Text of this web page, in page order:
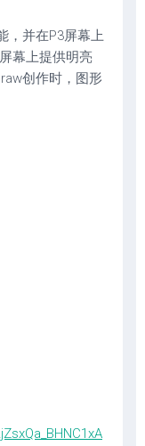
，并在P3屏幕上
幕上提供明亮
创作时，图形